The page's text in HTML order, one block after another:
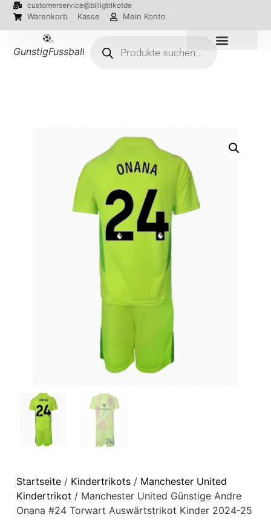
customerservice@billigtrikotde
Warenkorb Kasse Mein Konto
GunstigFussballTrikot
Startseite/ Kindertrikots/ Manchester United
Kindertrikot / Manchester United Günstige Andre
Onana #24 Torwart Auswärtstrikot Kinder 2024-25